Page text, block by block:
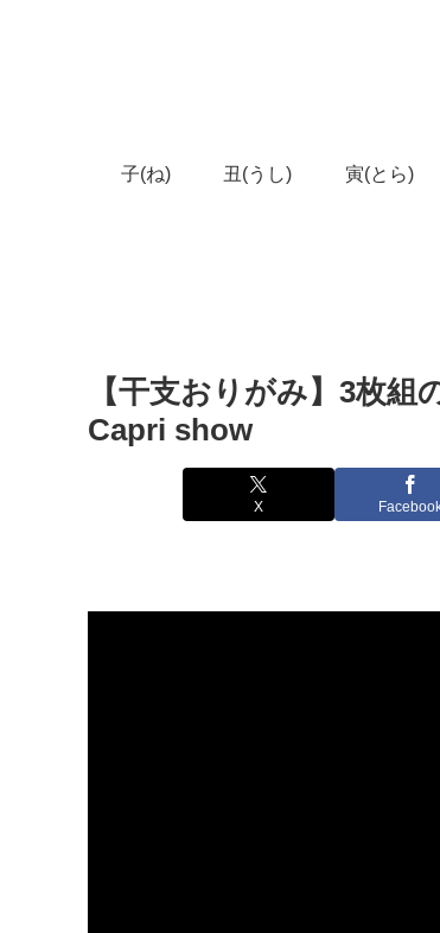
子(ね) 丑(うし) 寅(とら)
【干支おりがみ】3枚
Capri show
X